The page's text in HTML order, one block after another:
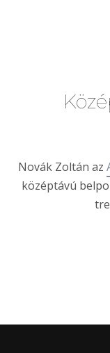
Novák Zoltán az
középtávú